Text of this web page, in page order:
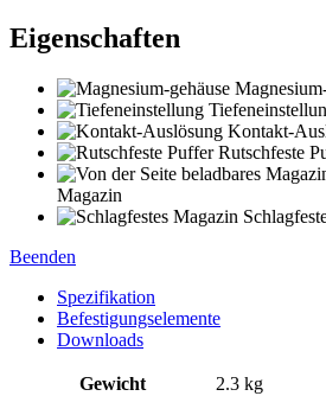
Eigenschaften
Kontakt-
Rutschfeste
Magazin
Beenden
Spezifikation
Befestigungselemente
Downloads
Gewicht
2.3 kg